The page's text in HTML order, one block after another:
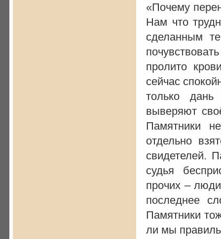
«Почему
Нам что
сделанным
пролито
сейчас
только
выверяют
Памятники
отдельно
свидетелей.
судья
прочих –
последнее
Памятники
ли мы